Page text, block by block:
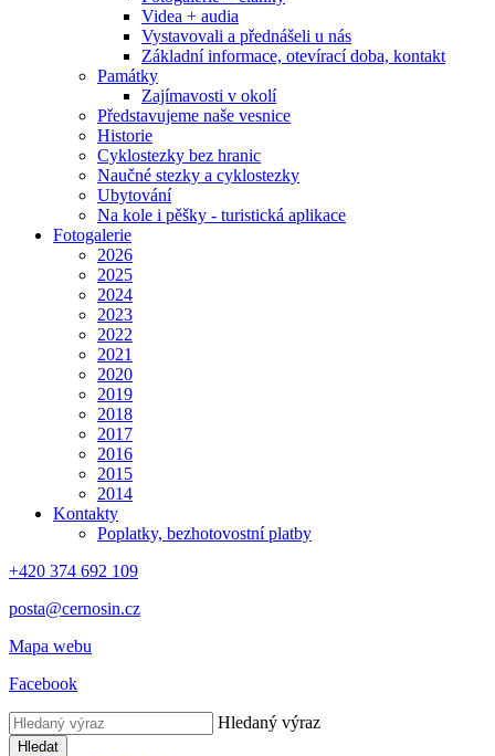
Videa + audia
Vystavovali a přednášeli u nás
Základní informace, otevírací doba, kontakt
Památky
Zajímavosti v okolí
Představujeme naše vesnice
Historie
Cyklostezky bez hranic
Naučné stezky a cyklostezky
Ubytování
Na kole i pěšky - turistická aplikace
Fotogalerie
2026
2025
2024
2023
2022
2021
2020
2019
2018
2017
2016
2015
2014
Kontakty
Poplatky, bezhotovostní platby
+420 374 692 109
posta@cernosin.cz
Mapa webu
Facebook
Hledaný výraz
Hledat